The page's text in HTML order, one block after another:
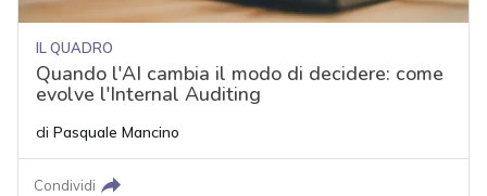
IL QUADRO
Quando l'AI cambia il modo di decidere: come
evolve l'Internal Auditing
di Pasquale Mancino
Condividi